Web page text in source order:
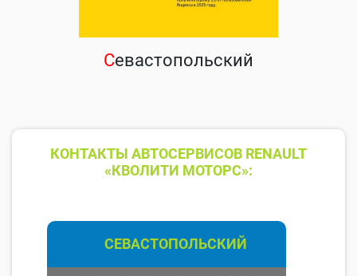
Севастопольский
КОНТАКТЫ АВТОСЕРВИСОВ RENAULT
«КВОЛИТИ МОТОРС»:
СЕВАСТОПОЛЬСКИЙ